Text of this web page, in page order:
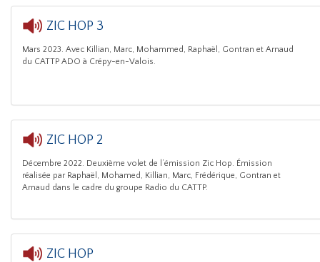
ZIC HOP 3
Mars 2023. Avec Killian, Marc, Mohammed, Raphaël, Gontran et Arnaud
du CATTP ADO à Crépy-en-Valois.
CATTP ADO
ZIC HOP 2
Décembre 2022. Deuxième volet de l’émission Zic Hop. Émission
réalisée par Raphaël, Mohamed, Killian, Marc, Frédérique, Gontran et
Arnaud dans le cadre du groupe Radio du CATTP.
CATTP ADO
ZIC HOP